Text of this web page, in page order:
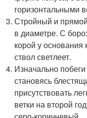
горизонтальными
Стройный и
в диаметре. С
корой у основания
ствол светлеет.
Изначально
становясь
присутствовать
ветки на второй